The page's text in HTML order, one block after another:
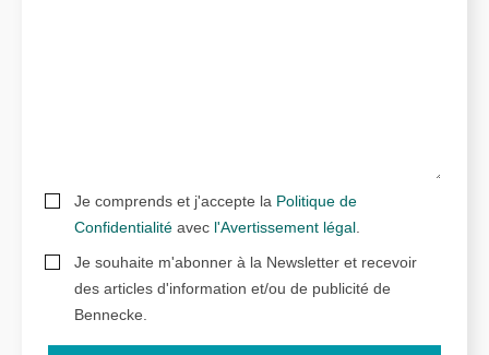
Je comprends et j'accepte la Politique de
Confidentialité avec l'Avertissement légal
Je souhaite m'abonner à la Newsletter et recevoir
des articles d'information et/ou de publicité de
Bennecke.